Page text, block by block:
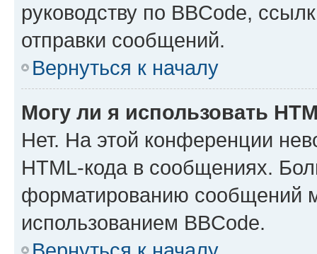
руководству по BBCode,
отправки сообщений.
Вернуться к началу
Могу ли я использовать
Нет. На этой конференции
HTML-кода в сообщениях.
форматированию сообщений
использованием BBCode.